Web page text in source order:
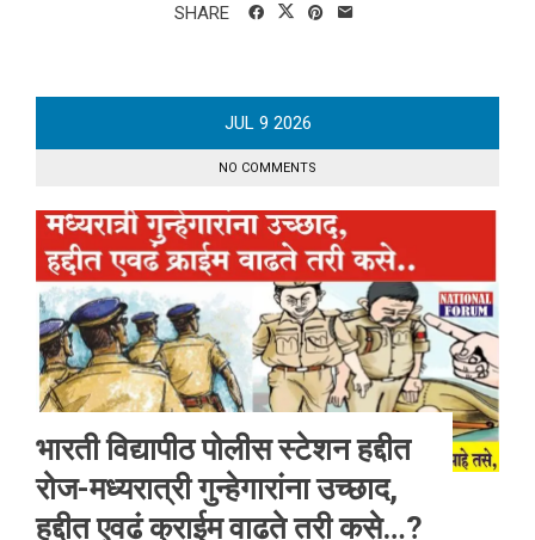
SHARE
JUL 9 2026
NO COMMENTS
भारती विद्यापीठ पोलीस स्टेशन हद्दीत
रोज-मध्यरात्री गुन्हेगारांना उच्छाद,
हद्दीत एवढं क्राईम वाढते तरी कसे…?